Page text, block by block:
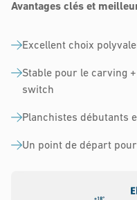
Avantages clés et
Excellent choix
Stable pour le carving
switch
Planchistes débutants
Un point de départ